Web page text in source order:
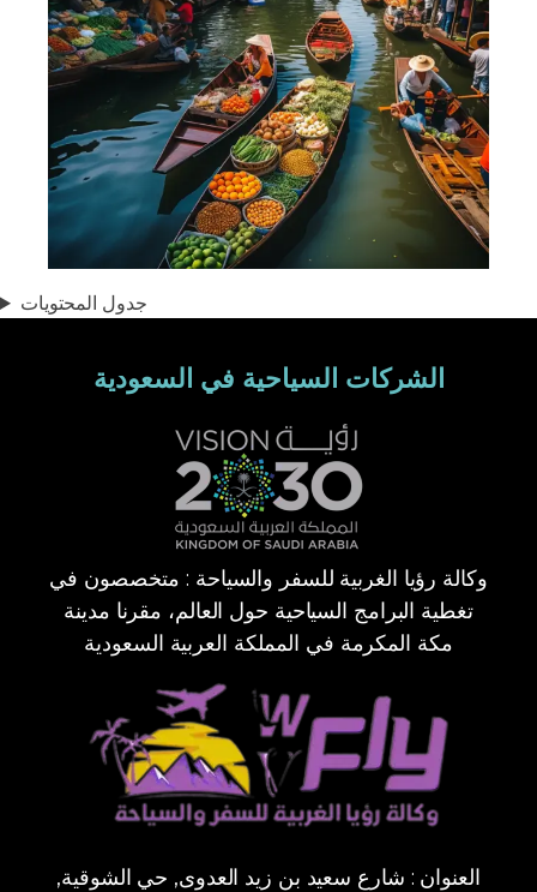
جدول المحتويات
الشركات السياحية في السعودية
وكالة رؤيا الغربية للسفر والسياحة : متخصصون في
تغطية البرامج السياحية حول العالم، مقرنا مدينة
مكة المكرمة في المملكة العربية السعودية
العنوان : شارع سعيد بن زيد العدوى, حي الشوقية,